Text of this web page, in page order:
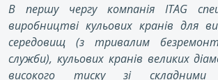
В першу чергу компанія ITAG
виробництві кульових кранів для
середовищ (з тривалим
служби), кульових кранів великих
високого тиску зі складними